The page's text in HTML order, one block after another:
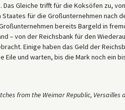
Gleiche trifft für die Koksöfen zu,
für die Großunternehmen nach
bereits Bargeld in
– von der Reichsbank für den
Einige haben das Geld der
Eile und warten, bis die Mark noch ein
from the Weimar Republic, Versailles